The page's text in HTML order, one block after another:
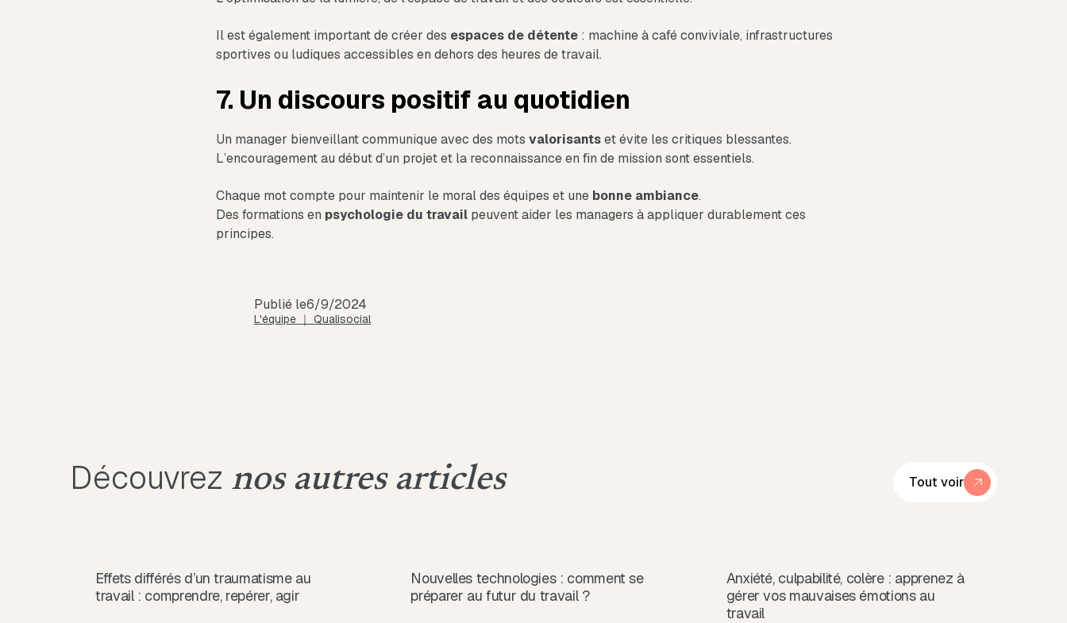
Il est également important de créer des espaces de détente : machine à café conviviale, infrastructures
sportives ou ludiques accessibles en dehors des heures de travail.
7. Un discours positif au quotidien
Un manager bienveillant communique avec des mots valorisantset évite les critiques blessantes.
L’encouragement au début d’un projet et la reconnaissance en fin de mission sont essentiels.
Chaque mot compte pour maintenir le moral des équipes et une bonne ambiance.
Des formations en psychologie du travail peuvent aider les managers à appliquer durablement ces
principes.
Publié le6/9/2024
L'équipe ｜ Qualisocial
Découvrez nos autres articles Tout voir
Effets différés d’un traumatisme au
travail : comprendre, repérer, agir
Nouvelles technologies : comment se
préparer au futur du travail ?
Anxiété, culpabilité, colère : apprenez à
gérer vos mauvaises émotions au
travail